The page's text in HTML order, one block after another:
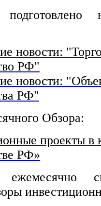
новости:
РФ"
новости:
РФ"
Обзора:
проекты в
РФ»